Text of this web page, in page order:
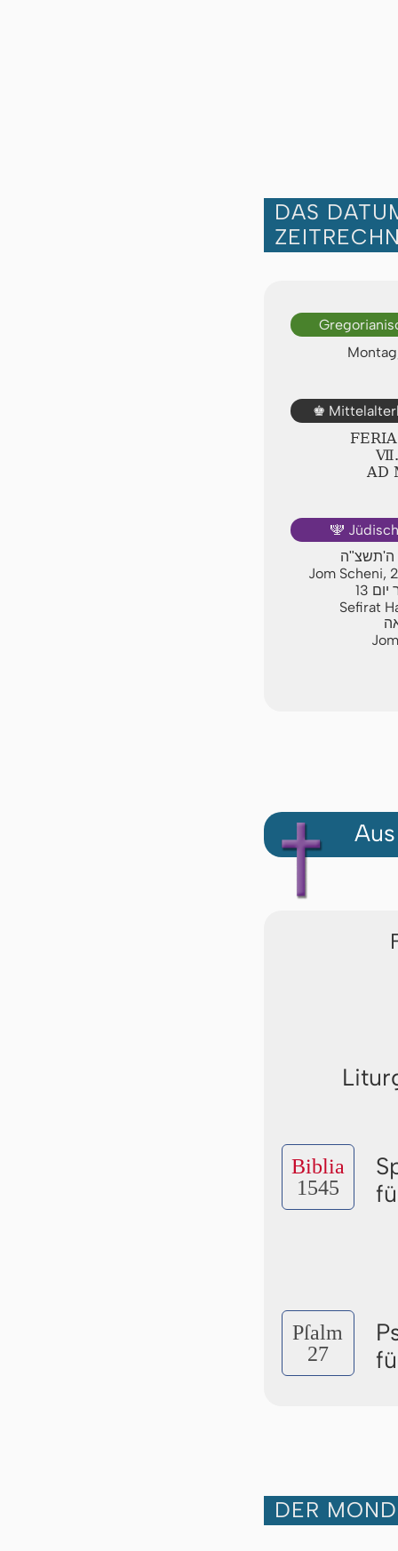
DAS
♚
Ⅶ.
AD
🕎
ה'תשצ"ה
Jom Scheni,
13 יום
Sefirat
Biblia
1545
Pſalm
27
DER